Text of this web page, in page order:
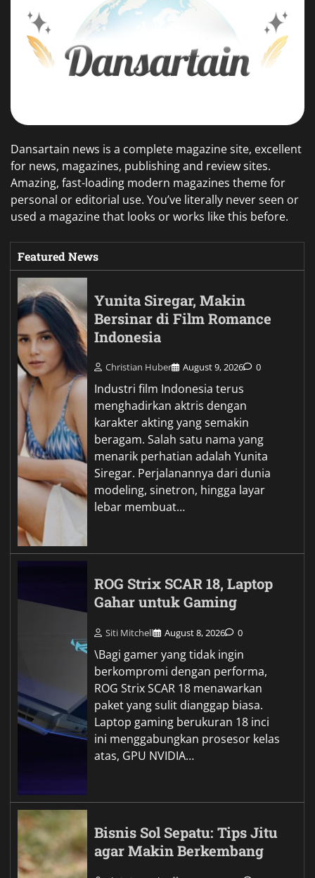
Dansartain news is a complete magazine site, excellent
for news, magazines, publishing and review sites.
Amazing, fast-loading modern magazines theme for
personal or editorial use. You’ve literally never seen or
used a magazine that looks or works like this before.
Featured News
Yunita Siregar, Makin
Bersinar di Film Romance
Indonesia
Christian Huber August 9, 2026 0
Industri film Indonesia terus
menghadirkan aktris dengan
karakter akting yang semakin
beragam. Salah satu nama yang
menarik perhatian adalah Yunita
Siregar. Perjalanannya dari dunia
modeling, sinetron, hingga layar
lebar membuat…
ROG Strix SCAR 18, Laptop
Gahar untuk Gaming
Siti Mitchell August 8, 2026 0
\Bagi gamer yang tidak ingin
berkompromi dengan performa,
ROG Strix SCAR 18 menawarkan
paket yang sulit dianggap biasa.
Laptop gaming berukuran 18 inci
ini menggabungkan prosesor kelas
atas, GPU NVIDIA…
Bisnis Sol Sepatu: Tips Jitu
agar Makin Berkembang